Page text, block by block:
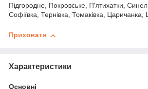
Підгородне, Покровське, П'ятихатки,
Софіївка, Тернівка, Томаківка,
Приховати
Характеристики
Основні